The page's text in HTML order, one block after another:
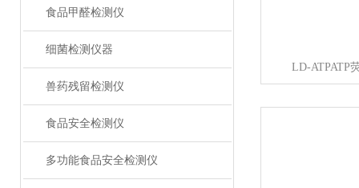
食品甲醛检测仪
细菌检测仪器
兽药残留检测仪
食品安全检测仪
多功能食品安全检测仪
LD-ATPATP